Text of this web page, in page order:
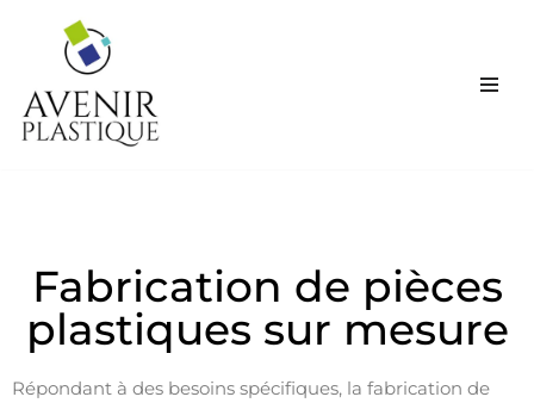
au
contenu
Fabrication de pièces
plastiques sur mesure
Répondant à des besoins spécifiques, la fabrication de